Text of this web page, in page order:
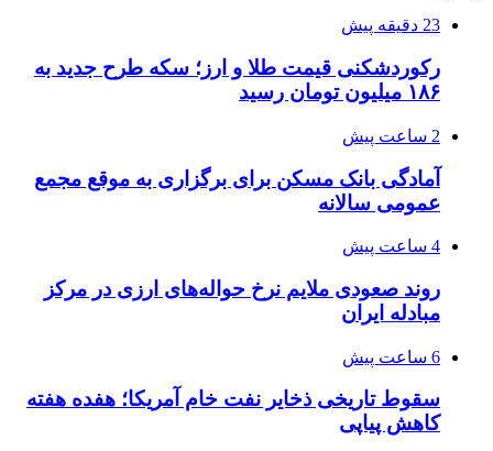
23 دقیقه پیش
رکوردشکنی قیمت طلا و ارز؛ سکه طرح جدید به
۱۸۶ میلیون تومان رسید
2 ساعت پیش
آمادگی بانک مسکن برای برگزاری به موقع مجمع
عمومی سالانه
4 ساعت پیش
روند صعودی ملایم نرخ حواله‌های ارزی در مرکز
مبادله ایران
6 ساعت پیش
سقوط تاریخی ذخایر نفت خام آمریکا؛ هفده هفته
کاهش پیاپی